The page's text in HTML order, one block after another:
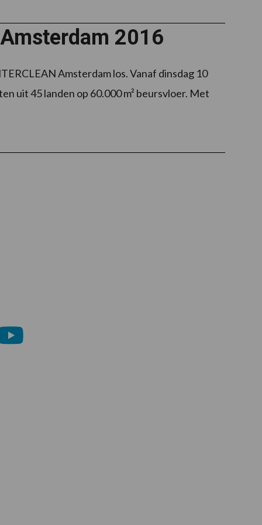
2016
Amsterdam los. Vanaf dinsdag 10
uit 45 landen op 60.000 m² beursvloer. Met